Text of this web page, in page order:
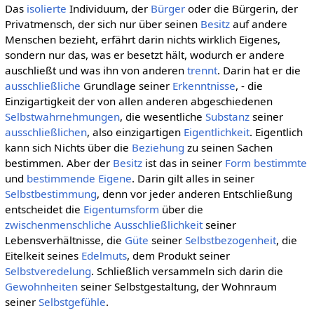
Das isolierte Individuum, der Bürgeroder die Bürgerin, der
Privatmensch, der sich nur über seinen Besitzauf andere
Menschen bezieht, erfährt darin nichts wirklich Eigenes,
sondern nur das, was er besetzt hält, wodurch er andere
auschließt und was ihn von anderen trennt. Darin hat er die
ausschließliche Grundlage seiner Erkenntnisse, - die
Einzigartigkeit der von allen anderen abgeschiedenen
Selbstwahrnehmungen, die wesentliche Substanzseiner
ausschließlichen, also einzigartigen Eigentlichkeit. Eigentlich
kann sich Nichts über die Beziehung zu seinen Sachen
bestimmen. Aber der Besitzist das in seiner Form bestimmte
und bestimmende Eigene. Darin gilt alles in seiner
Selbstbestimmung, denn vor jeder anderen Entschließung
entscheidet die Eigentumsform über die
zwischenmenschliche Ausschließlichkeitseiner
Lebensverhältnisse, die Güte seiner Selbstbezogenheit, die
Eitelkeit seines Edelmuts, dem Produkt seiner
Selbstveredelung. Schließlich versammeln sich darin die
Gewohnheitenseiner Selbstgestaltung, der Wohnraum
seiner Selbstgefühle.